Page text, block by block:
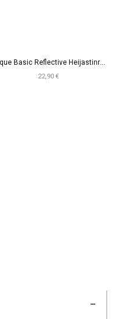
C
lique Basic Reflective Heijastinreppu
22,90 €